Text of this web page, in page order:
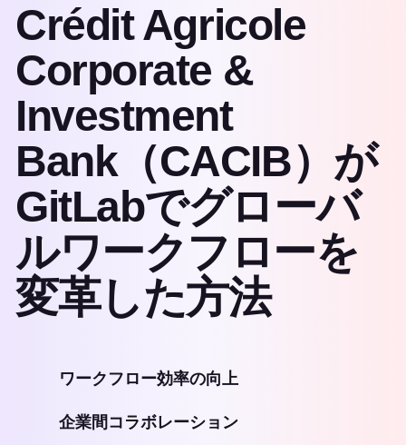
Crédit Agricole
Corporate &
Investment
Bank（CACIB）が
GitLabでグローバ
ルワークフローを
変革した方法
ワークフロー効率の向上
企業間コラボレーション